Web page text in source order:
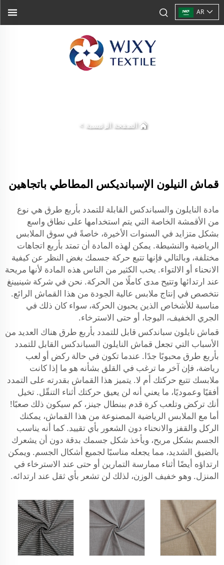
AR
الصفحة الرئيسية >
قماش النيلون الإسبانديكس المطاطي باتجاهين
مادة النايلون والسباندكس القابلة للتمدد بأربع طرق هي نوع
من الأقمشة الخاصة التي يتم استخدامها على نطاق واسع
بشكل متزايد في السنوات الأخيرة، خاصةً في سوق الملابس
الرياضية والنشيطة. يمكن لهذه المادة أن تمتد بأربع اتجاهات
مختلفة، وبالتالي فإنها تتبع حركة جسمك بغض النظر عن كيفية
الانحناء أو الالتواء. يحب الكثير من الناس هذه المادة لأنها مريحة
عند ارتدائها وتتيح مدى كاملًا من الحركة. نحن في شركة شينيينغ
نتخصص في إنتاج ملابس عالية الجودة من هذا القماش الرائع.
مناسبة للأشخاص الذين يحبون الحركة، سواء كان ذلك في
الجري الخفيف، اليوجا، أو حتى الاسترخاء.
قماش نايلون سباندكس قابل للتمدد بأربع طرق هناك العديد من
الأسباب التي تجعل قماش النايلون السباندكس القابل للتمدد
بأربع طرق محبوبًا جدًا. عندما تكون في حالة ركض أو لعب
رياضة، فإن آخر ما ترغب في القلق بشأنه هو ما إذا كانت
ملابسك تتبع حركتك أم لا. يتميز هذا القماش بقدرته على التمدد
أفقيًا وعموديًا، ما يعني أنه لن يعيق حركتك أثناء التنقّل. تخيل
أنك تركض وتلعب كرة قدم ببنطال جينز، كم سيكون ذلك صعبًا!
أما مع الملابس الرياضية المصنوعة من هذا القماش، يمكنك
الركل والقفز والانحناء دون الشعور بأي تقييد. كما أنه يناسب
الجسم بشكل مريح، ويأخذ شكل جسمك بدقة دون أن يشعرك
بالضيق الشديد، مما يجعله مناسبًا لجميع أشكال الجسم. ويمكن
ارتداؤه أيضًا أثناء ممارسة التمارين أو حتى عند الاسترخاء في
المنزل. وهو خفيف الوزن، لذلك لن تشعر بأي ثقل عند ارتدائه.